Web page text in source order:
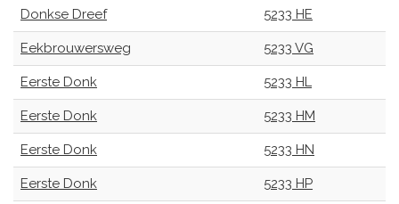
Donkse Dreef 5233 HE
Eekbrouwersweg 5233 VG
Eerste Donk 5233 HL
Eerste Donk 5233 HM
Eerste Donk 5233 HN
Eerste Donk 5233 HP